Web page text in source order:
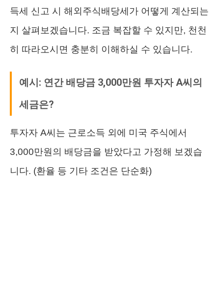
득세 신고 시 해외주식배당세가 어떻게 계산되는
지 살펴보겠습니다. 조금 복잡할 수 있지만, 천천
히 따라오시면 충분히 이해하실 수 있습니다.
예시: 연간 배당금 3,000만원 투자자 A씨의
세금은?
투자자 A씨는 근로소득 외에 미국 주식에서
3,000만원의 배당금을 받았다고 가정해 보겠습
니다. (환율 등 기타 조건은 단순화)